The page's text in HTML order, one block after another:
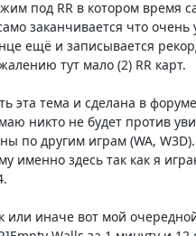
под RR в котором время
заканчивается что очень
ещё и записывается
тут мало (2) RR карт.
эта тема и сделана в
никто не будет против
по другим играм (WA,
именно здесь так как я
или иначе вот мой